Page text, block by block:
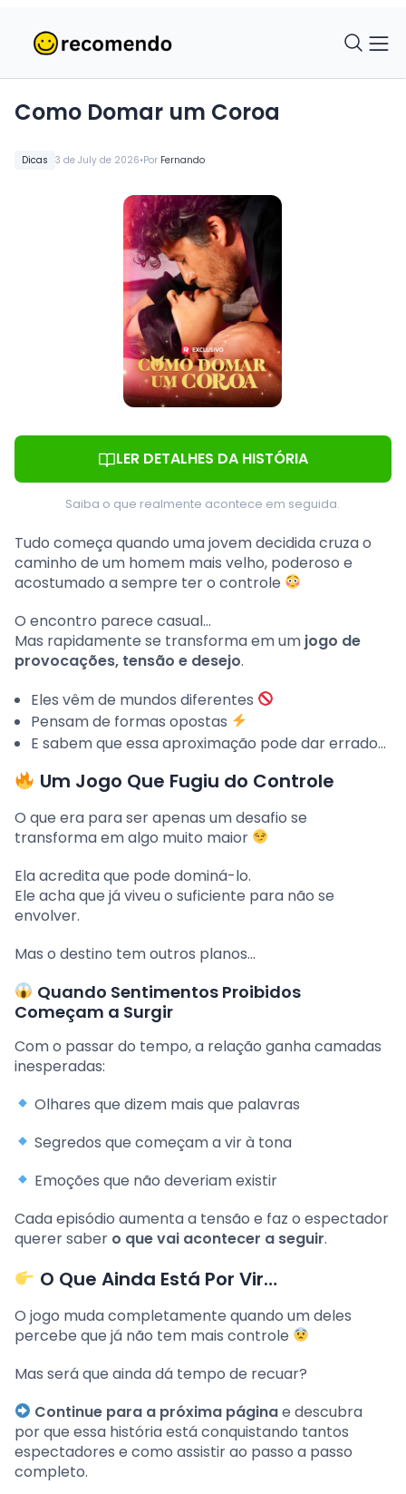
Dicas 3 de July de 2026•Por Fernando
Como Domar um Coroa
LER DETALHES DA HISTÓRIA
Saiba o que realmente acontece em seguida.
Tudo começa quando uma jovem decidida cruza o
caminho de um homem mais velho, poderoso e
acostumado a sempre ter o controle
O encontro parece casual…
Mas rapidamente se transforma em um jogo de
provocações, tensão e desejo.
Eles vêm de mundos diferentes
Pensam de formas opostas
E sabem que essa aproximação pode dar errado…
Um Jogo Que Fugiu do Controle
O que era para ser apenas um desafio se
transforma em algo muito maior
Ela acredita que pode dominá-lo.
Ele acha que já viveu o suficiente para não se
envolver.
Mas o destino tem outros planos…
Quando Sentimentos Proibidos
Começam a Surgir
Com o passar do tempo, a relação ganha camadas
inesperadas:
Olhares que dizem mais que palavras
Segredos que começam a vir à tona
Emoções que não deveriam existir
Cada episódio aumenta a tensão e faz o espectador
querer saber o que vai acontecer a seguir.
O Que Ainda Está Por Vir…
O jogo muda completamente quando um deles
percebe que já não tem mais controle
Mas será que ainda dá tempo de recuar?
Continue para a próxima páginae descubra
por que essa história está conquistando tantos
espectadores e como assistir ao passo a passo
completo.